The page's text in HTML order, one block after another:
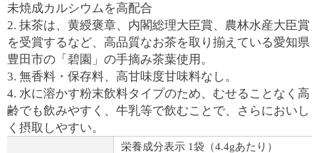
未焼成カルシウムを高配合
2. 抹茶は、黄綬褒章、内閣総理大臣賞、農林水産大臣賞
を受賞するなど、高品質なお茶を取り揃えている愛知県
豊田市の「碧園」の手摘み茶葉使用。
3. 無香料・保存料、高甘味度甘味料なし。
4. 水に溶かす粉末飲料タイプのため、むせることなく高
齢でも飲みやすく、牛乳等で飲むことで、さらにおいし
く摂取しやすい。
栄養成分表示 1袋（4.4gあたり）